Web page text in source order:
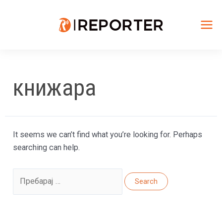
книжара
It seems we can’t find what you’re looking for. Perhaps
searching can help.